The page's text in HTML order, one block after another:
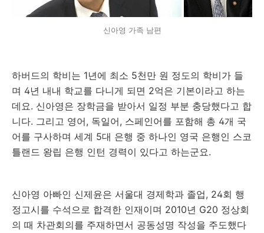
신아영 가족 남편
하버드의 학비는 1년에 최소 5천만 원 정도의 학비가 들
며 4년 내내 학교를 다니게 되면 2억은 기본이라고 하는
데요. 신아영은 장학금을 받아서 일정 부분 충당했다고 합
니다. 그리고 영어, 독일어, 스페인어를 포함해 총 4개 국
어를 구사하며 세계 5대 은행 중 하나인 영국 은행인 스코
틀랜드 왕립 은행 인턴 경력이 있다고 하는군요.
신아영 아빠인 신제윤은 서울대 경제학과 졸업, 24회 행
정고시를 수석으로 합격한 인재이며 2010년 G20 정상회
의 때 차관회의를 주재하면서 공동성명 작성을 주도했다